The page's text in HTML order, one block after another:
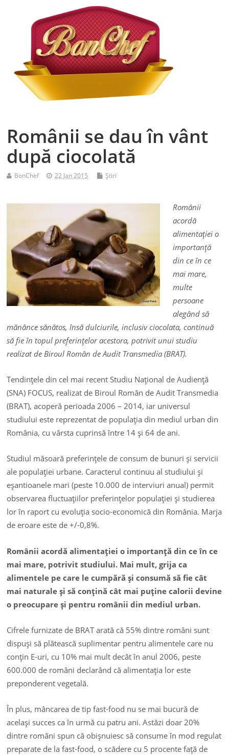
Românii se dau în vânt
după ciocolată
BonChef 22 Jan 2015 Ştiri
Românii
acordă
alimentaţiei o
importanţă
din ce în ce
mai mare,
multe
persoane
alegând să
mănânce sănătos, însă dulciurile, inclusiv ciocolata, continuă
să fie în topul preferinţelor acestora, potrivit unui studiu
realizat de Biroul Român de Audit Transmedia (BRAT).
Tendinţele din cel mai recent Studiu Naţional de Audienţă
(SNA) FOCUS, realizat de Biroul Român de Audit Transmedia
(BRAT), acoperă perioada 2006 – 2014, iar universul
studiului este reprezentat de populaţia din mediul urban din
România, cu vârsta cuprinsă între 14 şi 64 de ani.
Studiul măsoară preferinţele de consum de bunuri şi servicii
ale populaţiei urbane. Caracterul continuu al studiului şi
eşantioanele mari (peste 10.000 de interviuri anual) permit
observarea fluctuaţiilor preferinţelor populaţiei şi studierea
lor în raport cu evoluţia socio-economică din România. Marja
de eroare este de +/-0,8%.
Românii acordă alimentaţiei o importanţă din ce în ce
mai mare, potrivit studiului. Mai mult, grija ca
alimentele pe care le cumpără şi consumă să fie cât
mai naturale şi să conţină cât mai puţine calorii devine
o preocupare şi pentru românii din mediul urban.
Cifrele furnizate de BRAT arată că 55% dintre români sunt
dispuşi să plătească suplimentar pentru alimentele care nu
conţin E-uri, cu 10% mai mult decât în anul 2006, peste
600.000 de români declarând că alimentaţia lor este
preponderent vegetală.
În plus, mâncarea de tip fast-food nu se mai bucură de
acelaşi succes ca în urmă cu patru ani. Astăzi doar 20%
dintre români spun că obişnuiesc să consume în mod regulat
preparate de la fast-food, o scădere cu 5 procente faţă de